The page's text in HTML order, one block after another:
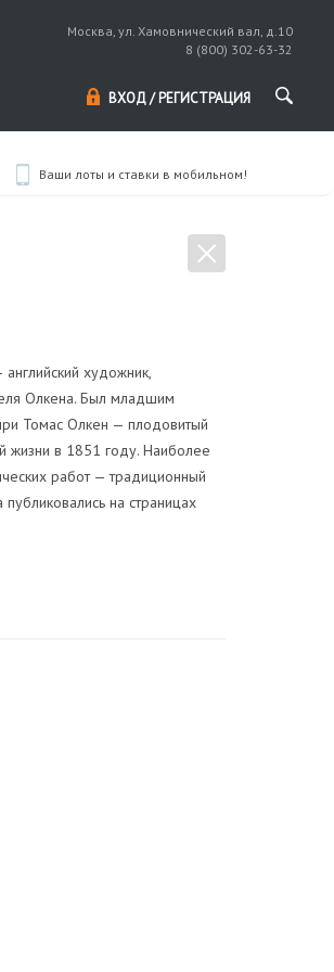
Москва, ул. Хамовнический вал, д.10
8 (800) 302-63-32
ВХОД / РЕГИСТРАЦИЯ
Ваши лоты и ставки в мобильном!
художник,
Олкена. Был младшим
Томас Олкен — плодовитый
жизни в 1851 году. Наиболее
работ — традиционный
на страницах